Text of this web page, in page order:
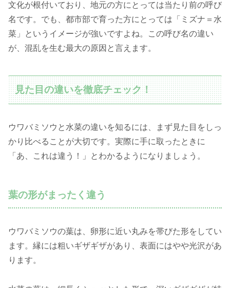
文化が根付いており、地元の方にとっては当たり前の呼び
名です。でも、都市部で育った方にとっては「ミズナ＝水
菜」というイメージが強いですよね。この呼び名の違い
が、混乱を生む最大の原因と言えます。
見た目の違いを徹底チェック！
ウワバミソウと水菜の違いを知るには、まず見た目をしっ
かり比べることが大切です。実際に手に取ったときに
「あ、これは違う！」とわかるようになりましょう。
葉の形がまったく違う
ウワバミソウの葉は、卵形に近い丸みを帯びた形をしてい
ます。縁には粗いギザギザがあり、表面にはやや光沢があ
ります。